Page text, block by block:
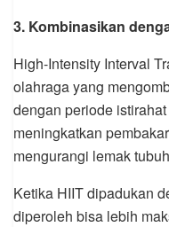
3. Kombinasikan
High-Intensity Interval
olahraga yang
dengan periode
meningkatkan
mengurangi lemak
Ketika HIIT dipadukan
diperoleh bisa lebih